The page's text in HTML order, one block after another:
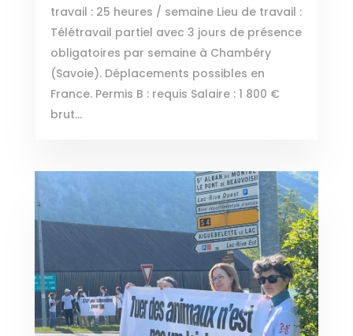
travail : 25 heures / semaine Lieu de travail :
Télétravail partiel avec 3 jours de présence
obligatoires par semaine à Chambéry
(Savoie). Déplacements possibles en
France. Permis B : requis Salaire : 1 800 €
brut...